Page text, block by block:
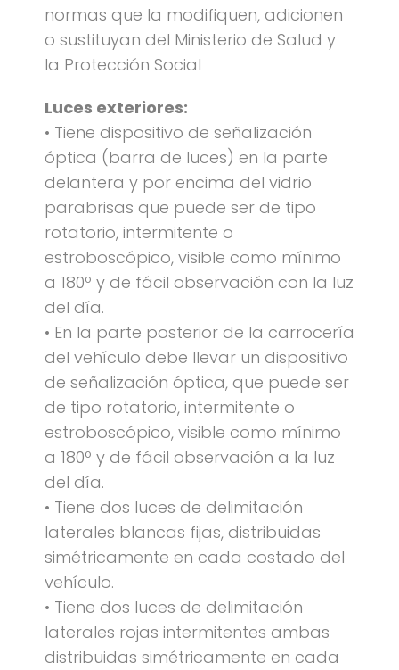
normas que la modifiquen, adicionen
o sustituyan del Ministerio de Salud y
la Protección Social
Luces exteriores:
• Tiene dispositivo de señalización
óptica (barra de luces) en la parte
delantera y por encima del vidrio
parabrisas que puede ser de tipo
rotatorio, intermitente o
estroboscópico, visible como mínimo
a 180º y de fácil observación con la luz
del día.
• En la parte posterior de la carrocería
del vehículo debe llevar un dispositivo
de señalización óptica, que puede ser
de tipo rotatorio, intermitente o
estroboscópico, visible como mínimo
a 180º y de fácil observación a la luz
del día.
• Tiene dos luces de delimitación
laterales blancas fijas, distribuidas
simétricamente en cada costado del
vehículo.
• Tiene dos luces de delimitación
laterales rojas intermitentes ambas
distribuidas simétricamente en cada